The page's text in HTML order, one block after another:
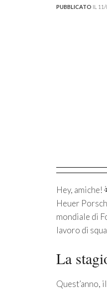
PUBBLICATO IL
Hey,
Heuer
mondiale di
lavoro di
La
Quest’anno,